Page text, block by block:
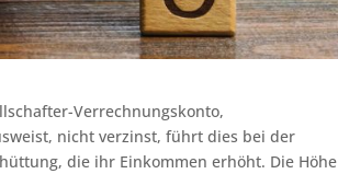
Verrechnungskonto,
nicht verzinst, führt dies bei der
die ihr Einkommen erhöht. Die Höhe